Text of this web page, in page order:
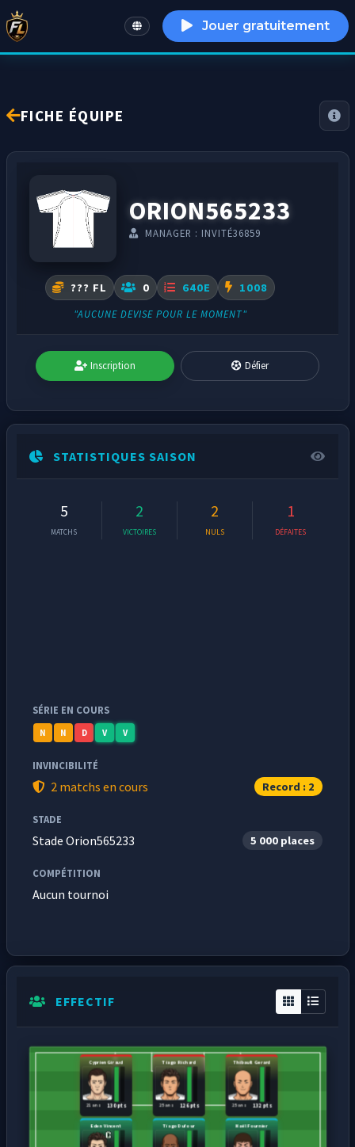
English Jouer gratuitement
FICHE ÉQUIPE
ORION565233
MANAGER : INVITÉ36859
??? FL 0 640E 1008
"AUCUNE DEVISE POUR LE MOMENT"
Inscription Défier
STATISTIQUES SAISON
5
MATCHS
2
VICTOIRES
2
NULS
1
DÉFAITES
SÉRIE EN COURS
N N D V V
INVINCIBILITÉ
2 matchs en cours Record : 2
STADE
Stade Orion565233 5 000 places
COMPÉTITION
Aucun tournoi
EFFECTIF
Eden Vincent Tiago Dufour Naël Fournier
Cyprien Giraud
130 pts
21 ans
Tiago Richard
126 pts
25 ans
Thibault Gerard
132 pts
25 ans